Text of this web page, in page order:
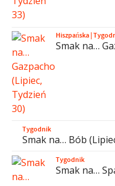
Hiszpańska|
Smak na…
Tygodnik
Smak na… Bób
Tygodnik
Smak na…